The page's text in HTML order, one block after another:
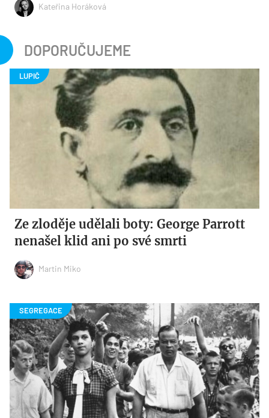
Kateřina Horáková
DOPORUČUJEME
Ze zloděje udělali boty: George Parrott
nenašel klid ani po své smrti
Martin Miko